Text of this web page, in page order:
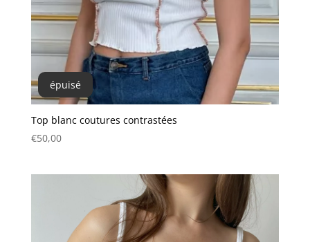
épuisé
Top blanc coutures contrastées
€50,00